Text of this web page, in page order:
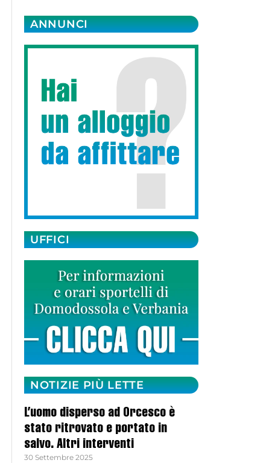
ANNUNCI
UFFICI
NOTIZIE PIÙ LETTE
L’uomo disperso ad Orcesco è
stato ritrovato e portato in
salvo. Altri interventi
30 Settembre 2025